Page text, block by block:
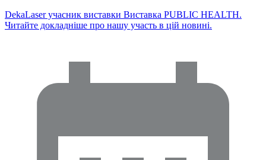
DekaLaser учасник виставки Виставка PUBLIC HEALTH.
Читайте докладніше про нашу участь в цій новині.